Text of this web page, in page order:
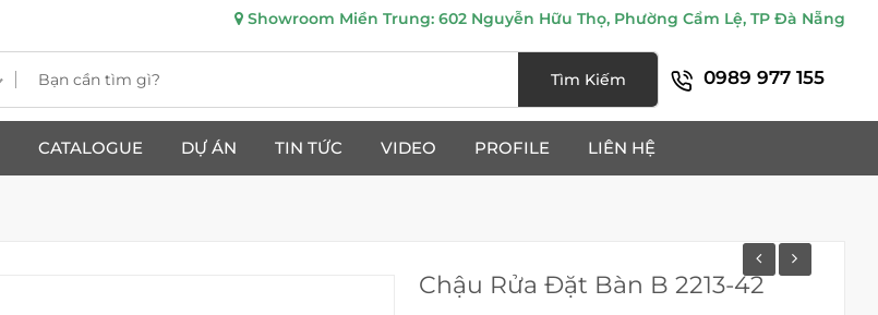
Showroom Miền Trung: 602 Nguyễn Hữu Thọ, Phường Cẩm Lệ, TP Đà Nẵng
Tìm Kiếm 0989 977 155
CATALOGUE DỰ ÁN TIN TỨC VIDEO PROFILE LIÊN HỆ
Chậu Rửa Đặt Bàn B 2213-42